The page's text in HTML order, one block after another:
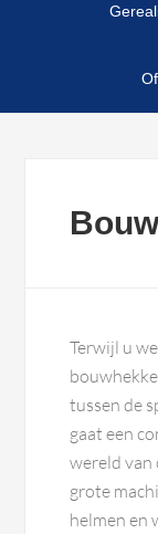
Terwijl u
tussen de
gaat een
wereld van
grote
helmen en